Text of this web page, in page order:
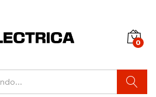
0